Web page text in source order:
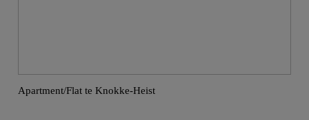
Apartment/Flat te Knokke-Heist